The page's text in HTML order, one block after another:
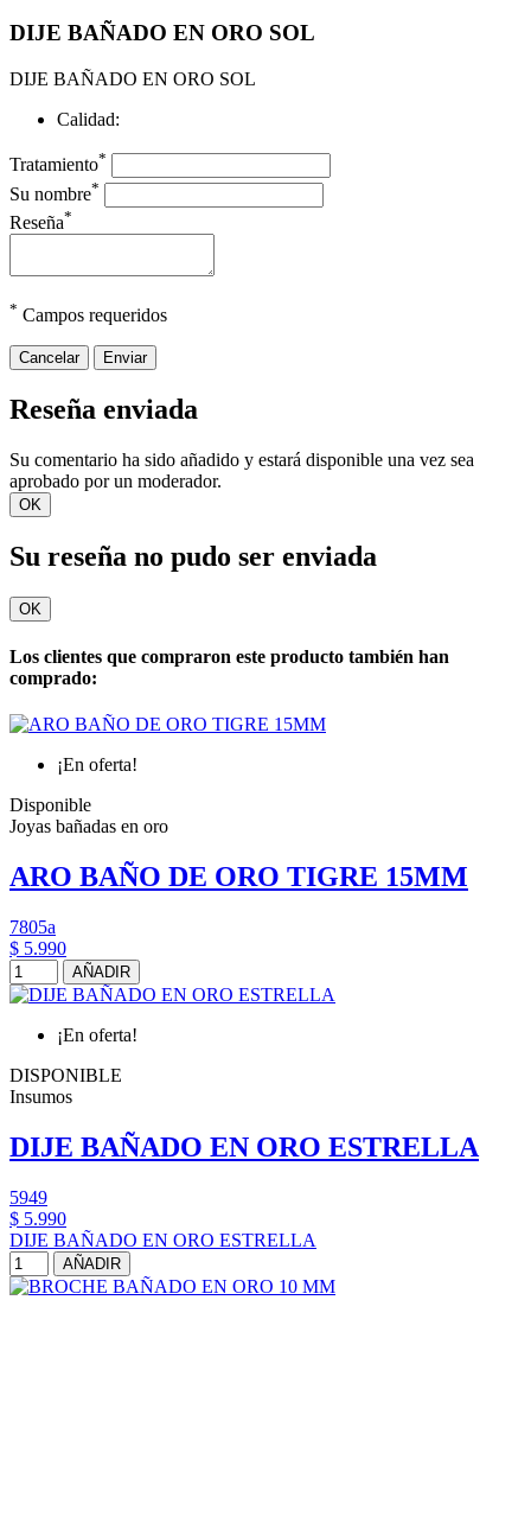
DIJE BAÑADO EN ORO SOL
DIJE BAÑADO EN ORO SOL
Calidad:
Tratamiento*
Su nombre*
Reseña*
* Campos requeridos
Cancelar Enviar
Reseña enviada
Su comentario ha sido añadido y estará disponible una vez sea
aprobado por un moderador.
OK
Su reseña no pudo ser enviada
OK
Los clientes que compraron este producto también han
comprado:
¡En oferta!
Disponible
Joyas bañadas en oro
ARO BAÑO DE ORO TIGRE 15MM
7805a
$ 5.990
AÑADIR
¡En oferta!
DISPONIBLE
Insumos
DIJE BAÑADO EN ORO ESTRELLA
5949
$ 5.990
DIJE BAÑADO EN ORO ESTRELLA
AÑADIR